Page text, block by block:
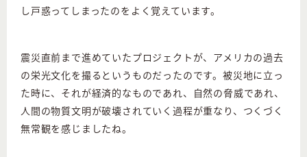
し戸惑ってしまったのをよく覚えています。
震災直前まで進めていたプロジェクトが、アメリカの過去
の栄光文化を撮るというものだったのです。被災地に立っ
た時に、それが経済的なものであれ、自然の脅威であれ、
人間の物質文明が破壊されていく過程が重なり、つくづく
無常観を感じましたね。